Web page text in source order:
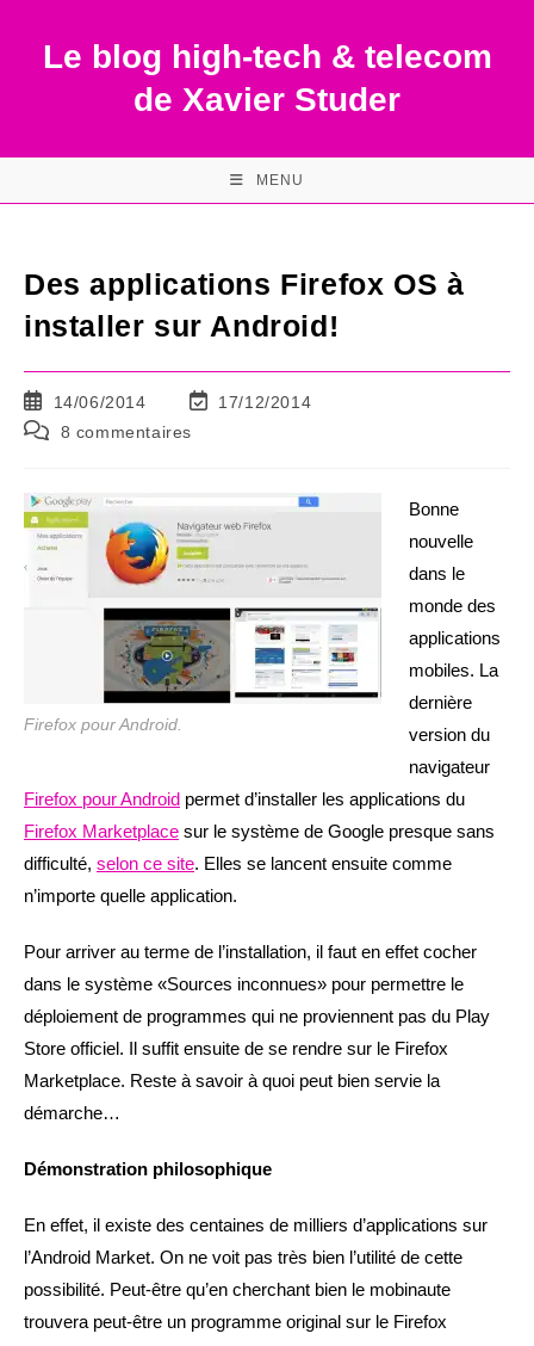
contentLe blog high-tech & telecom
de Xavier Studer
MENU
Des applications Firefox OS à
installer sur Android!
Publication
publiée :
14/06/2014
Dernière
17/12/2014
Commentaires
publication :
8 commentaires
Firefox pour Android.
Bonne
nouvelle
dans le
monde des
applications
mobiles. La
dernière
version du
navigateur
Firefox pour Android permet d’installer les applications du
Firefox Marketplace sur le système de Google presque sans
difficulté, selon ce site. Elles se lancent ensuite comme
n’importe quelle application.
Pour arriver au terme de l’installation, il faut en effet cocher
dans le système «Sources inconnues» pour permettre le
déploiement de programmes qui ne proviennent pas du Play
Store officiel. Il suffit ensuite de se rendre sur le Firefox
Marketplace. Reste à savoir à quoi peut bien servie la
démarche…
Démonstration philosophique
En effet, il existe des centaines de milliers d’applications sur
l’Android Market. On ne voit pas très bien l’utilité de cette
possibilité. Peut-être qu’en cherchant bien le mobinaute
trouvera peut-être un programme original sur le Firefox